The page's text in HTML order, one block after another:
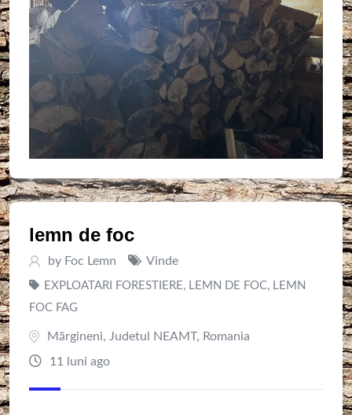
lemn de foc
by Foc Lemn Vinde
EXPLOATARI FORESTIERE , LEMN DE FOC, LEMN
FOC FAG
Mărgineni, Judetul NEAMT, Romania
11 luni ago